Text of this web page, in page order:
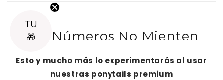
Los Números No Mienten
Esto y mucho más lo experimentarás al usar
nuestras ponytails premium
TU
🎁